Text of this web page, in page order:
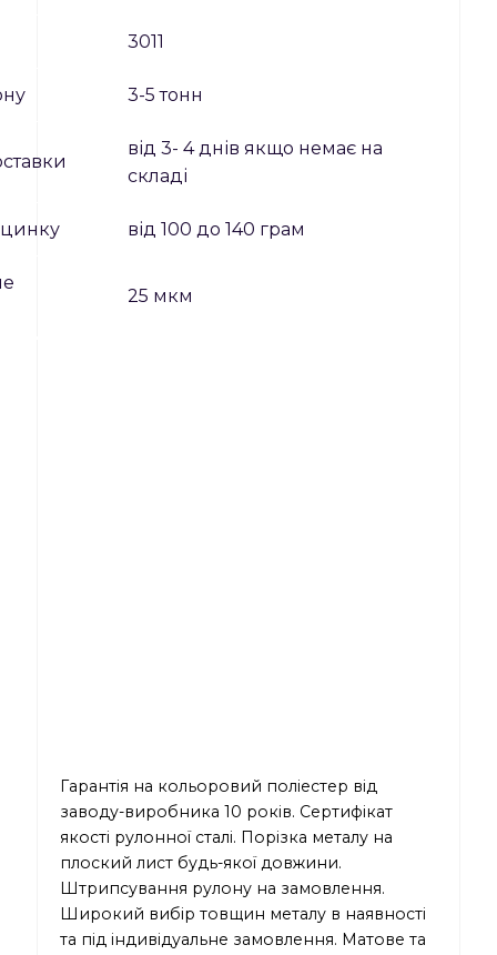
3011
3-5 тонн
від 3- 4 днів якщо немає на
складі
цинку від 100 до 140 грам
25 мкм
Гарантія на кольоровий поліестер від
заводу-виробника 10 років. Сертифікат
якості рулонної сталі. Порізка металу на
плоский лист будь-якої довжини.
Штрипсування рулону на замовлення.
Широкий вибір товщин металу в наявності
та під індивідуальне замовлення. Матове та